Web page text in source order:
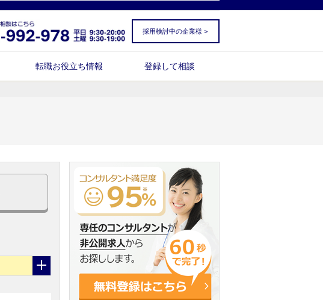
採用検討中の企業様 >
転職お役立ち情報 登録して相談